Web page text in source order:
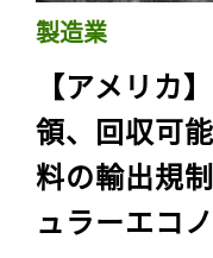
製造業
【アメリカ
領、回収可
料の輸出規
ュラーエコ